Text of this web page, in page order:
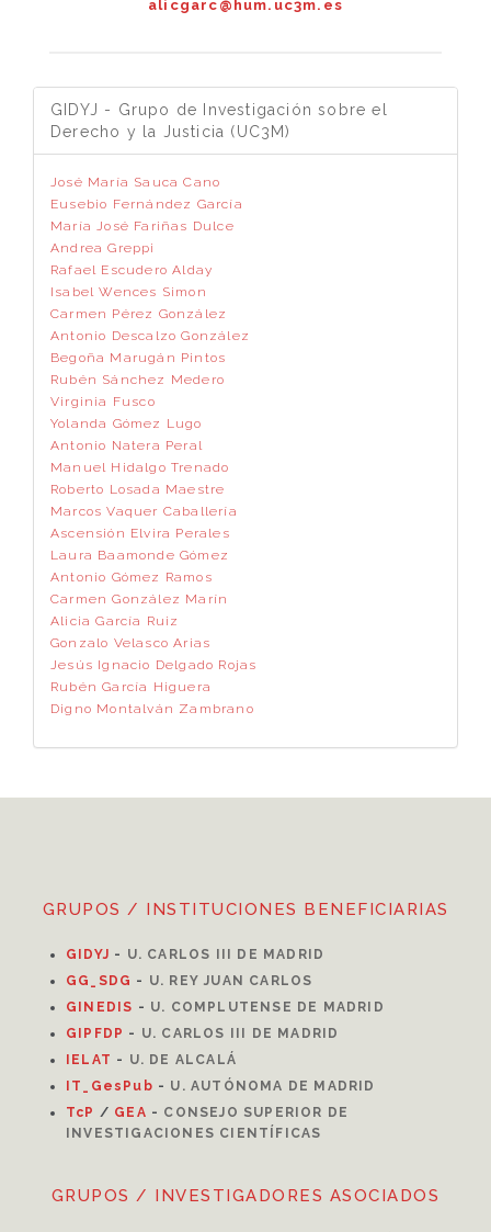
alicgarc@hum.uc3m.es
GIDYJ - Grupo de Investigación sobre el
Derecho y la Justicia (UC3M)
José María Sauca Cano
Eusebio Fernández García
María José Fariñas Dulce
Andrea Greppi
Rafael Escudero Alday
Isabel Wences Simon
Carmen Pérez González
Antonio Descalzo González
Begoña Marugán Pintos
Rubén Sánchez Medero
Virginia Fusco
Yolanda Gómez Lugo
Antonio Natera Peral
Manuel Hidalgo Trenado
Roberto Losada Maestre
Marcos Vaquer Caballería
Ascensión Elvira Perales
Laura Baamonde Gómez
Antonio Gómez Ramos
Carmen González Marín
Alicia García Ruiz
Gonzalo Velasco Arias
Jesús Ignacio Delgado Rojas
Rubén García Higuera
Digno Montalván Zambrano
GRUPOS / INSTITUCIONES BENEFICIARIAS
GIDYJ - U. CARLOS III DE MADRID
GG_SDG - U. REY JUAN CARLOS
GINEDIS - U. COMPLUTENSE DE MADRID
GIPFDP - U. CARLOS III DE MADRID
ELAT - U. DE ALCALÁ
IT_GesPub - U. AUTÓNOMA DE MADRID
TcP / GEA - CONSEJO SUPERIOR DE
INVESTIGACIONES CIENTÍFICAS
GRUPOS / INVESTIGADORES ASOCIADOS